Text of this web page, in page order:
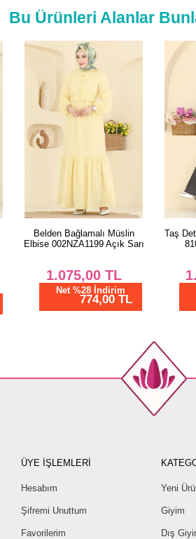
Bu Ürünleri Alanlar
Taş Detaylı Bürümcük Elbise
810PM271 Antrasit
1.841,69TL
Net %76 İndirim
442,01 TL
ÜYE İŞLEMLERİ
Hesabım
Şifremi Unuttum
Favorilerim
Yeni
Giyim
Dış